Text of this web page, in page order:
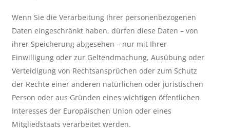
Wenn Sie die Verarbeitung Ihrer personenbezogenen
Daten eingeschränkt haben, dürfen diese Daten – von
ihrer Speicherung abgesehen – nur mit Ihrer
Einwilligung oder zur Geltendmachung, Ausübung oder
Verteidigung von Rechtsansprüchen oder zum Schutz
der Rechte einer anderen natürlichen oder juristischen
Person oder aus Gründen eines wichtigen öffentlichen
Interesses der Europäischen Union oder eines
Mitgliedstaats verarbeitet werden.